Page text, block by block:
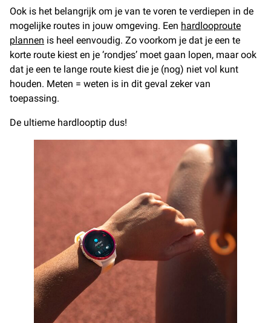
Ook is het belangrijk om je van te voren te verdiepen in de
mogelijke routes in jouw omgeving. Een hardlooproute
plannen is heel eenvoudig. Zo voorkom je dat je een te
korte route kiest en je ‘rondjes’ moet gaan lopen, maar ook
dat je een te lange route kiest die je (nog) niet vol kunt
houden. Meten = weten is in dit geval zeker van
toepassing.
De ultieme hardlooptip dus!